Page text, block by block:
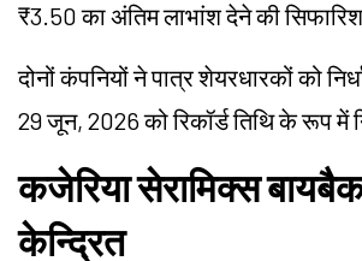
₹3.50 का अंतिम लाभांश देने की
दोनों कंपनियों ने पात्र शेयरधारकों को
29 जून, 2026 को रिकॉर्ड तिथि के रूप में
कजेरिया सेरामिक्स
केन्द्रित